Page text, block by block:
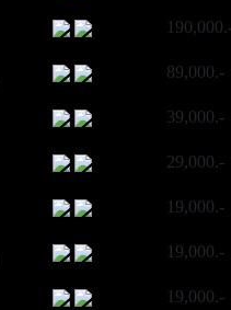
89,000.-
39,000.-
29,000.-
19,000.-
19,000.-
19,000.-